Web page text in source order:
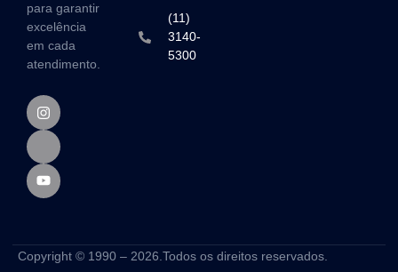
para garantir
excelência
em cada
atendimento.
(11)
3140-
5300
Copyright © 1990 – 2026.Todos os direitos reservados.